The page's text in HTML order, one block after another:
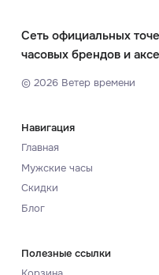
Сеть официальных
часовых брендов и
© 2026Ветер времени
Навигация
Главная
Мужские часы
Скидки
Блог
Полезные ссылки